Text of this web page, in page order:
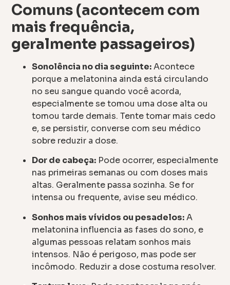
Comuns (acontecem com
mais frequência,
geralmente passageiros)
Sonolência no dia seguinte:Acontece
porque a melatonina ainda está circulando
no seu sangue quando você acorda,
especialmente se tomou uma dose alta ou
tomou tarde demais. Tente tomar mais cedo
e, se persistir, converse com seu médico
sobre reduzir a dose.
Dor de cabeça: Pode ocorrer, especialmente
nas primeiras semanas ou com doses mais
altas. Geralmente passa sozinha. Se for
intensa ou frequente, avise seu médico.
Sonhos mais vívidos ou pesadelos:A
melatonina influencia as fases do sono, e
algumas pessoas relatam sonhos mais
intensos. Não é perigoso, mas pode ser
incômodo. Reduzir a dose costuma resolver.